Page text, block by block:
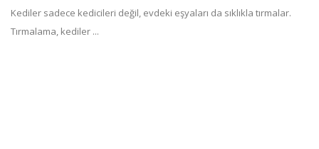
Kediler sadece kedicileri değil, evdeki eşyaları da sıklıkla tırmalar.
Tırmalama, kediler ...